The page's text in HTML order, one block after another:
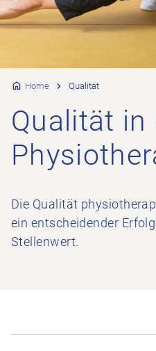
Home Qualität
Qualität in
Die Qualität
ein entscheidender
Stellenwert.